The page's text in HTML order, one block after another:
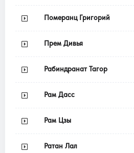
Померанц Григорий
Прем Дивья
Рабиндранат Тагор
Рам Дасс
Рам Цзы
Ратан Лал